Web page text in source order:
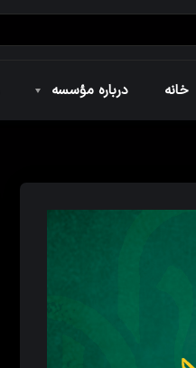
خانه درباره مؤسسه